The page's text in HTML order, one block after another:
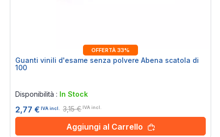
OFFERTÀ 33%
Guanti vinili d'esame senza polvere Abena scatola di
100
Disponibilità : In Stock
2,77 € IVA incl. 3,15 € IVA incl.
Aggiungi al Carrello